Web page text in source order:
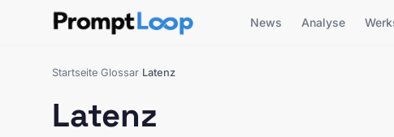
News Analyse
Startseite Glossar Latenz
Latenz